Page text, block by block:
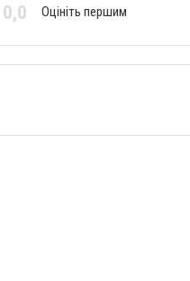
0,0 Оцініть першим